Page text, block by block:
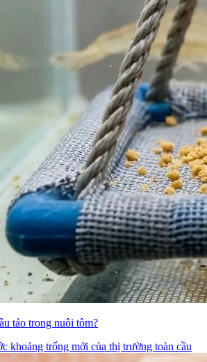
tảo trong nuôi tôm?
khoảng trống mới của thị trường toàn cầu